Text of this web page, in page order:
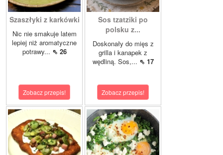
Szaszłyki z karkówki
Nic nie smakuje latem
lepiej niż aromatyczne
potrawy... ⇖ 26
Zobacz przepis!
Sos tzatziki po
polsku z...
Doskonały do mięs z
grilla i kanapek z
wędliną. Sos,... ⇖ 17
Zobacz przepis!